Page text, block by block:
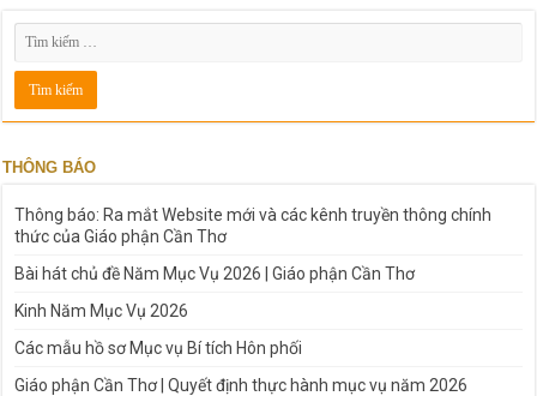
THÔNG BÁO
Thông báo: Ra mắt Website mới và các kênh truyền thông chính
thức của Giáo phận Cần Thơ
Bài hát chủ đề Năm Mục Vụ 2026 | Giáo phận Cần Thơ
Kinh Năm Mục Vụ 2026
Các mẫu hồ sơ Mục vụ Bí tích Hôn phối
Giáo phận Cần Thơ | Quyết định thực hành mục vụ năm 2026